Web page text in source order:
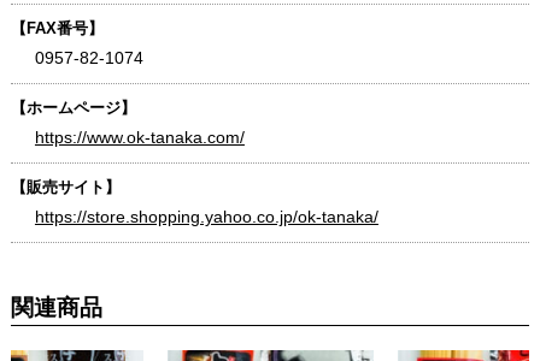
【FAX番号】
0957-82-1074
【ホームページ】
https://www.ok-tanaka.com/
【販売サイト】
https://store.shopping.yahoo.co.jp/ok-tanaka/
関連商品